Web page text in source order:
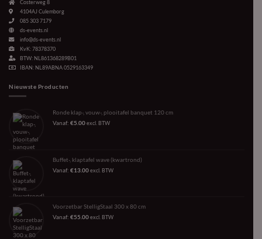
Costerweg 8
4104AJ Culemborg
085 303 7179
ds-events.nl
info@ds-events.nl
KvK: 78378370
BTW: NL861368289B01
IBAN: NL89ABNA 0529163349
Nieuwste Producten
Ronde klap-, vouw-, plooitafel banquet 120 cm
Vanaf: €5.00excl. BTW
Buffet-, klaptafel wave (kwartrond)
Vanaf: €13.00excl. BTW
Voorzetbar StelligStaal 300 x 80 cm
Vanaf: €55.00excl. BTW